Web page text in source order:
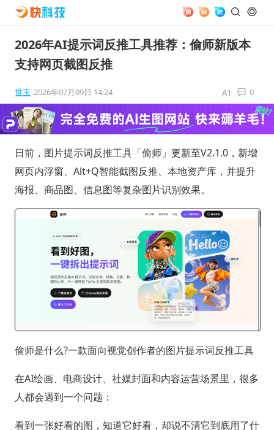
2026年AI提示词反推工具推荐：偷师新版本
支持网页截图反推
世玉 2026年07月09日 14:24 0
日前，图片提示词反推工具「偷师」更新至V2.1.0，新增
网页内浮窗、Alt+Q智能截图反推、本地资产库，并提升
海报、商品图、信息图等复杂图片识别效果。
偷师是什么?一款面向视觉创作者的图片提示词反推工具
在AI绘画、电商设计、社媒封面和内容运营场景里，很多
人都会遇到一个问题：
看到一张好看的图，知道它好看，却说不清它到底用了什